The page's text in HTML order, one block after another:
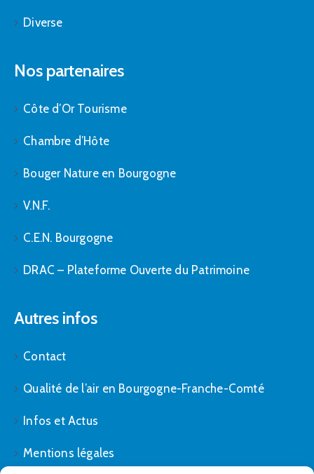
Diverse
Nos partenaires
Côte d’Or Tourisme
Chambre d’Hôte
Bouger Nature en Bourgogne
V.N.F.
C.E.N. Bourgogne
DRAC – Plateforme Ouverte du Patrimoine
Autres infos
Contact
Qualité de l’air en Bourgogne-Franche-Comté
Infos et Actus
Mentions légales